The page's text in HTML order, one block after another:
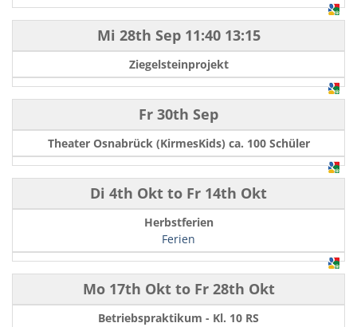
Mi 28th Sep11:40 13:15
Ziegelsteinprojekt
Fr 30th Sep
Theater Osnabrück (KirmesKids) ca. 100 Schüler
Di 4th Okt to Fr 14th Okt
Herbstferien
Ferien
Mo 17th Oktto Fr 28th Okt
Betriebspraktikum - Kl. 10 RS